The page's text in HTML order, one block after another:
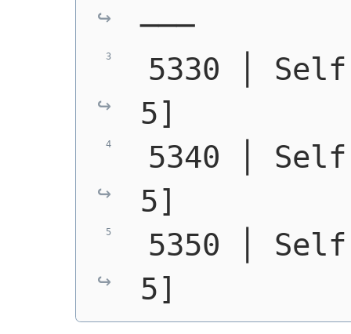
───
5330 │
5]
5340 │
5]
5350 │
5]